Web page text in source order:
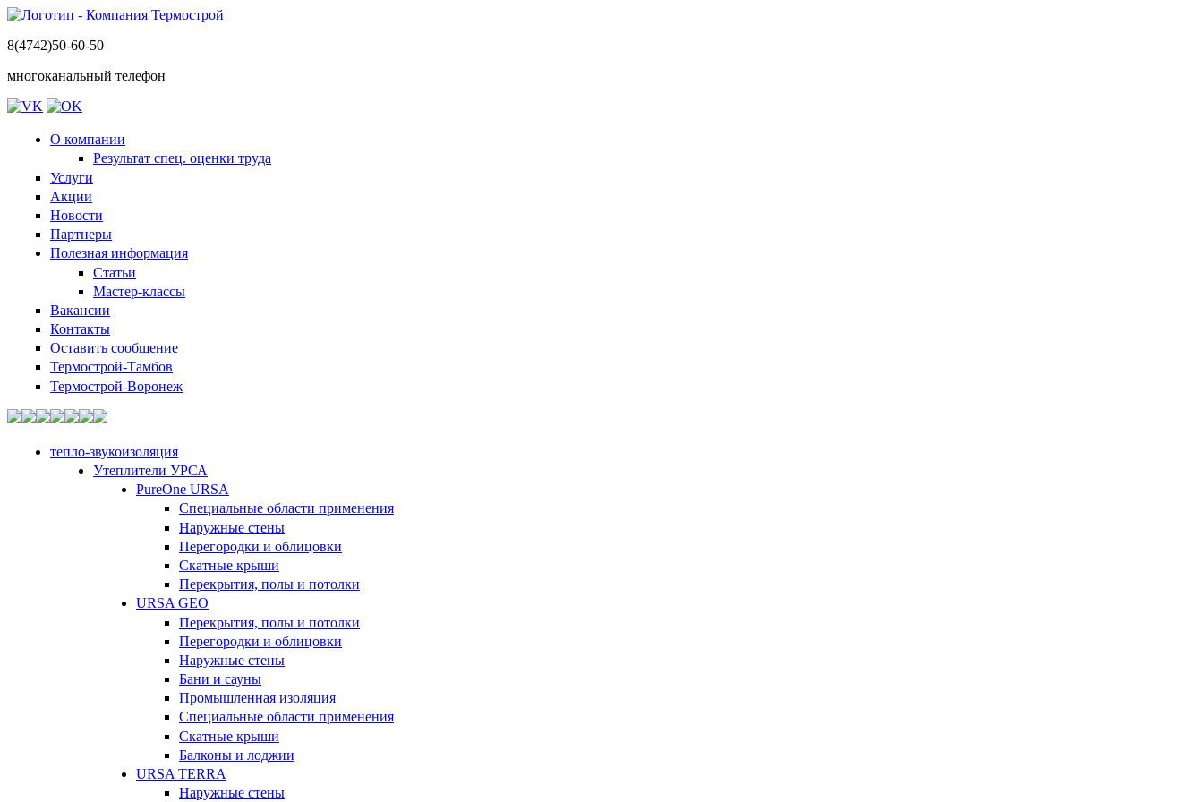
8(4742)50-60-50
многоканальный телефон
О компании
Результат спец. оценки труда
Услуги
Акции
Новости
Партнеры
Полезная информация
Статьи
Мастер-классы
Вакансии
Контакты
Оставить сообщение
Термострой-Тамбов
Термострой-Воронеж
тепло-звукоизоляция
Утеплители УРСА
PureOne URSA
Специальные области применения
Наружные стены
Перегородки и облицовки
Скатные крыши
Перекрытия, полы и потолки
URSA GEO
Перекрытия, полы и потолки
Перегородки и облицовки
Наружные стены
Бани и сауны
Промышленная изоляция
Специальные области применения
Скатные крыши
Балконы и лоджии
URSA TERRA
Наружные стены